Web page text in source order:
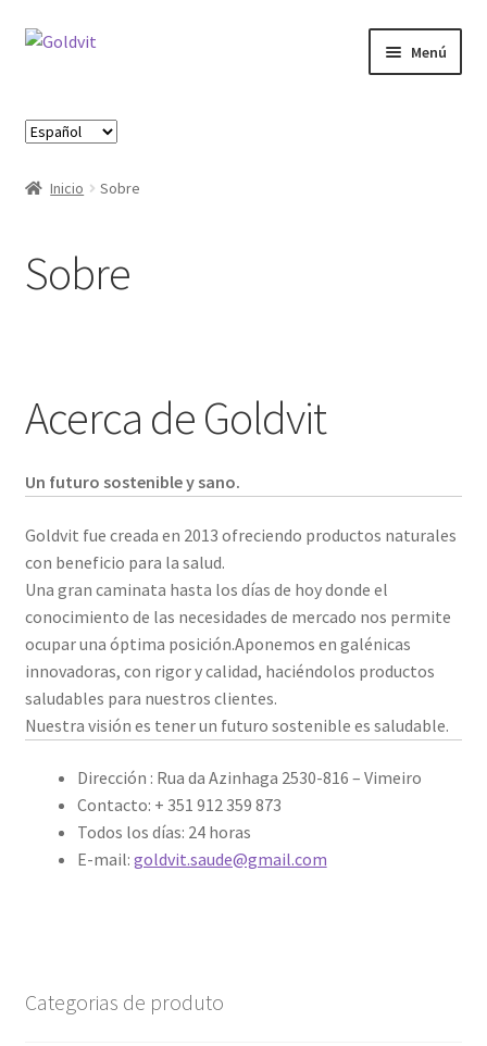
Ir
navegación
Ir
Menú
Contactos
Noticias
Política de privacidad
Sobre
Elegir
idiomaInicio Sobre
Sobre
Acerca de Goldvit
Un futuro sostenible y sano.
Goldvit fue creada en 2013 ofreciendo productos naturales
con beneficio para la salud.
Una gran caminata hasta los días de hoy donde el
conocimiento de las necesidades de mercado nos permite
ocupar una óptima posición.Aponemos en galénicas
innovadoras, con rigor y calidad, haciéndolos productos
saludables para nuestros clientes.
Nuestra visión es tener un futuro sostenible es saludable.
Dirección : Rua da Azinhaga 2530-816 – Vimeiro
Contacto: + 351 912 359 873
Todos los días: 24 horas
E-mail: goldvit.saude@gmail.com
Categorias de produto